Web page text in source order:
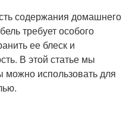
содержания домашнего
требует особого
ее блеск и
В этой статье мы
можно использовать для